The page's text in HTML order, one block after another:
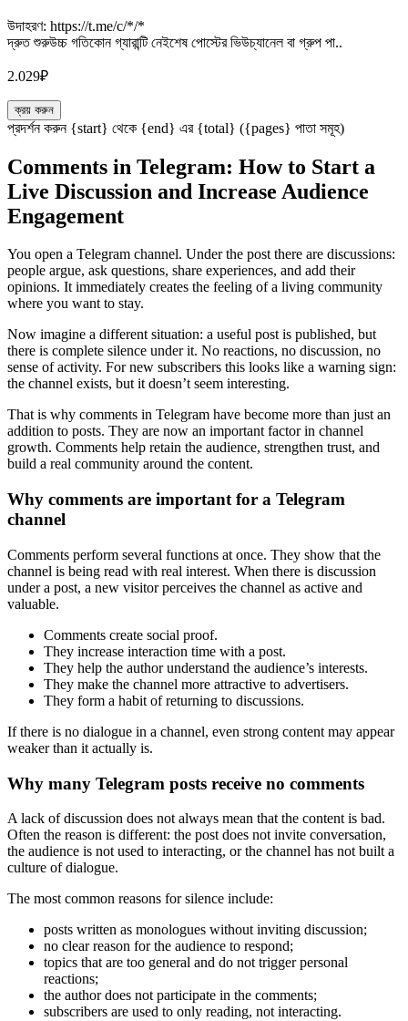
উদাহরণ: https://t.me/c/*/*
দ্রুত শুরুউচ্চ গতিকোন গ্যারান্টি নেইশেষ পোস্টের ভিউচ্যানেল বা গ্রুপ পা..
2.029₽
ক্রয় করুন
প্রদর্শন করুন {start} থেকে {end} এর {total} ({pages} পাতা সমূহ)
Comments in Telegram: How to Start a
Live Discussion and Increase Audience
Engagement
You open a Telegram channel. Under the post there are discussions:
people argue, ask questions, share experiences, and add their
opinions. It immediately creates the feeling of a living community
where you want to stay.
Now imagine a different situation: a useful post is published, but
there is complete silence under it. No reactions, no discussion, no
sense of activity. For new subscribers this looks like a warning sign:
the channel exists, but it doesn’t seem interesting.
That is why comments in Telegram have become more than just an
addition to posts. They are now an important factor in channel
growth. Comments help retain the audience, strengthen trust, and
build a real community around the content.
Why comments are important for a Telegram
channel
Comments perform several functions at once. They show that the
channel is being read with real interest. When there is discussion
under a post, a new visitor perceives the channel as active and
valuable.
Comments create social proof.
They increase interaction time with a post.
They help the author understand the audience’s interests.
They make the channel more attractive to advertisers.
They form a habit of returning to discussions.
If there is no dialogue in a channel, even strong content may appear
weaker than it actually is.
Why many Telegram posts receive no comments
A lack of discussion does not always mean that the content is bad.
Often the reason is different: the post does not invite conversation,
the audience is not used to interacting, or the channel has not built a
culture of dialogue.
The most common reasons for silence include:
posts written as monologues without inviting discussion;
no clear reason for the audience to respond;
topics that are too general and do not trigger personal
reactions;
the author does not participate in the comments;
subscribers are used to only reading, not interacting.